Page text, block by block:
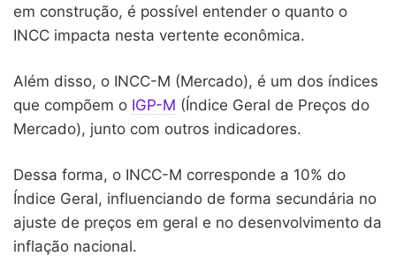
em construção, é possível entender o quanto o
INCC impacta nesta vertente econômica.
Além disso, o INCC-M (Mercado), é um dos índices
que compõem o IGP-M (Índice Geral de Preços do
Mercado), junto com outros indicadores.
Dessa forma, o INCC-M corresponde a 10% do
Índice Geral, influenciando de forma secundária no
ajuste de preços em geral e no desenvolvimento da
inflação nacional.